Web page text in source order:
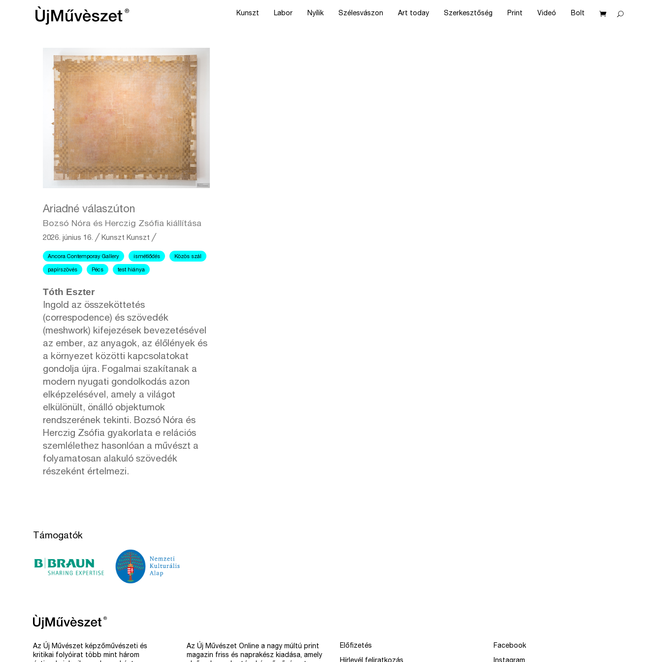
Kunszt Labor Nyílik Szélesvászon Art today Szerkesztőség Print Videó Bolt
Ariadné válaszúton
Bozsó Nóra és Herczig Zsófia kiállítása
2026. június 16. ╱Kunszt Kunszt ╱
Ancora Contemporay Gallery ismétlődés Közös szál
papírszövés Pécs test hiánya
Tóth Eszter
Ingold az összeköttetés
(correspodence) és szövedék
(meshwork) kifejezések bevezetésével
az ember, az anyagok, az élőlények és
a környezet közötti kapcsolatokat
gondolja újra. Fogalmai szakítanak a
modern nyugati gondolkodás azon
elképzelésével, amely a világot
elkülönült, önálló objektumok
rendszerének tekinti. Bozsó Nóra és
Herczig Zsófia gyakorlata e relációs
szemlélethez hasonlóan a művészt a
folyamatosan alakuló szövedék
részeként értelmezi.
Támogatók
Az Új Művészet képzőművészeti és
kritikai folyóirat több mint három
Az Új Művészet Online a nagy múltú print
magazin friss és naprakész kiadása, amely
Előfizetés Facebook